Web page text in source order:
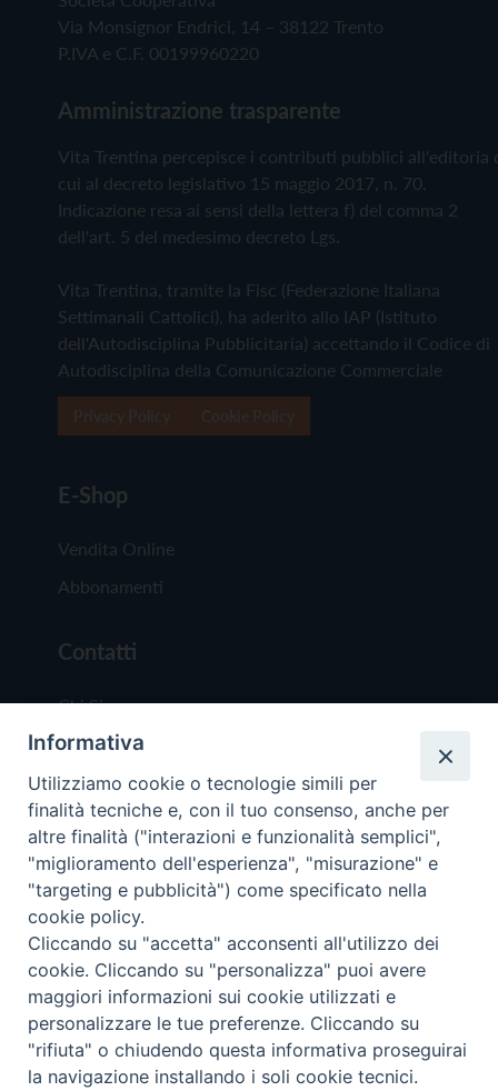
Via Monsignor Endrici, 14 – 38122 Trento
P.IVA e C.F. 00199960220
Amministrazione trasparente
Vita Trentina percepisce i contributi pubblici all'editoria
cui al decreto legislativo 15 maggio 2017, n. 70.
Indicazione resa ai sensi della lettera f) del comma 2
dell'art. 5 del medesimo decreto Lgs.
Vita Trentina, tramite la Fisc (Federazione Italiana
Settimanali Cattolici), ha aderito allo IAP (Istituto
dell'Autodisciplina Pubblicitaria) accettando il Codice di
Autodisciplina della Comunicazione Commerciale
E-Shop
Vendita Online
Abbonamenti
Contatti
Chi Siamo
Redazione
Scrivici
Copyright © 2019 - Tutti i diritti riservati - Vita
Trentina Editrice
Privacy Policy
Torna
Informativa
Utilizziamo cookie o tecnologie simili per
finalità tecniche e, con il tuo consenso, anche per
altre finalità ("interazioni e funzionalità semplici",
"miglioramento dell'esperienza", "misurazione" e
"targeting e pubblicità") come specificato nella
cookie policy.
Cliccando su "accetta" acconsenti all'utilizzo dei
cookie. Cliccando su "personalizza" puoi avere
maggiori informazioni sui cookie utilizzati e
personalizzare le tue preferenze. Cliccando su
"rifiuta" o chiudendo questa informativa proseguirai
la navigazione installando i soli cookie tecnici.